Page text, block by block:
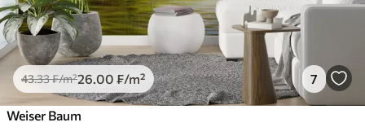
43.33₣/m²26 .00 ₣/m² 7
Weiser Baum